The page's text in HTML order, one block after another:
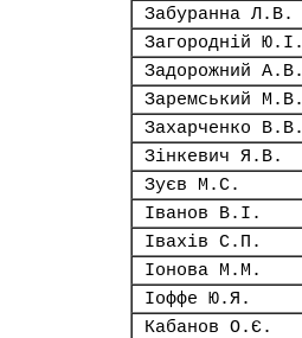
Забуранна Л.В.
Загородній Ю.І.
Задорожний А.В.
Заремський М.В.
Захарченко В.В.
Зінкевич Я.В.
Зуєв М.С.
Іванов В.І.
Івахів С.П.
Іонова М.М.
Іоффе Ю.Я.
Кабанов О.Є.